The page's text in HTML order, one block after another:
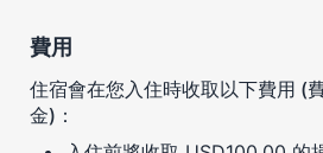
費用
住宿會在您入住時收取以下費用 (
金)：